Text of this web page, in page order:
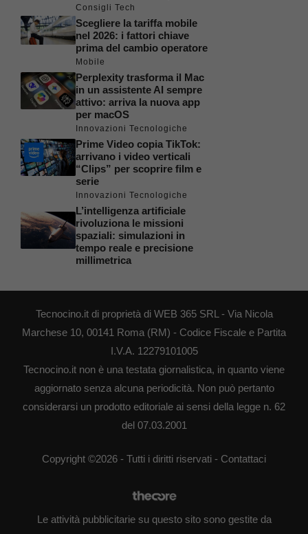
Consigli Tech
Scegliere la tariffa mobile
nel 2026: i fattori chiave
prima del cambio operatore
Mobile
Perplexity trasforma il Mac
in un assistente AI sempre
attivo: arriva la nuova app
per macOS
Innovazioni Tecnologiche
Prime Video copia TikTok:
arrivano i video verticali
“Clips” per scoprire film e
serie
Innovazioni Tecnologiche
L’intelligenza artificiale
rivoluziona le missioni
spaziali: simulazioni in
tempo reale e precisione
millimetrica
Tecnocino.it di proprietà di WEB 365 SRL - Via Nicola
Marchese 10, 00141 Roma (RM) - Codice Fiscale e Partita
I.V.A. 12279101005
Tecnocino.it non è una testata giornalistica, in quanto viene
aggiornato senza alcuna periodicità. Non può pertanto
considerarsi un prodotto editoriale ai sensi della legge n. 62
del 07.03.2001
Copyright ©2026 - Tutti i diritti riservati - Contattaci
Le attività pubblicitarie su questo sito sono gestite da